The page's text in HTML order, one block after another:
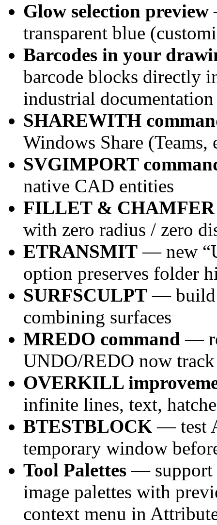
Glow selection preview
transparent blue
Barcodes in your
barcode blocks directly
industrial documentation
SHAREWITH
Windows Share (Teams,
SVGIMPORT
native CAD entities
FILLET & CHAMFER
with zero radius / zero
ETRANSMIT — new
option preserves folder
SURFSCULPT — build
combining surfaces
MREDO command —
UNDO/REDO now
OVERKILL
infinite lines, text,
BTESTBLOCK — test
temporary window
Tool Palettes — support
image palettes with
context menu in